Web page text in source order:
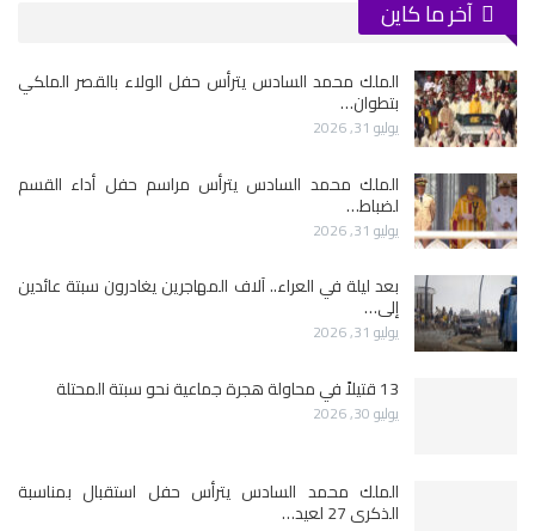
آخر ما كاين
الملك محمد السادس يترأس حفل الولاء بالقصر الملكي
بتطوان…
يوليو 31, 2026
الملك محمد السادس يترأس مراسم حفل أداء القسم
لضباط…
يوليو 31, 2026
بعد ليلة في العراء.. آلاف المهاجرين يغادرون سبتة عائدين
إلى…
يوليو 31, 2026
13 قتيلاً في محاولة هجرة جماعية نحو سبتة المحتلة
يوليو 30, 2026
الملك محمد السادس يترأس حفل استقبال بمناسبة
الذكرى 27 لعيد…